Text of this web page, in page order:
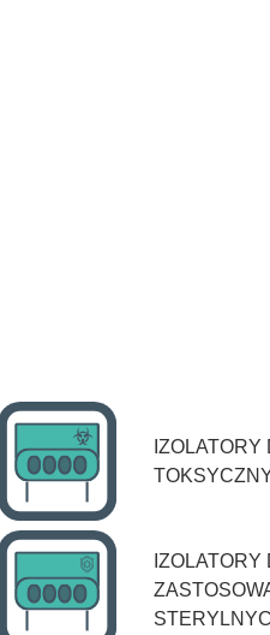
IZOLATORY
IZOLATORY